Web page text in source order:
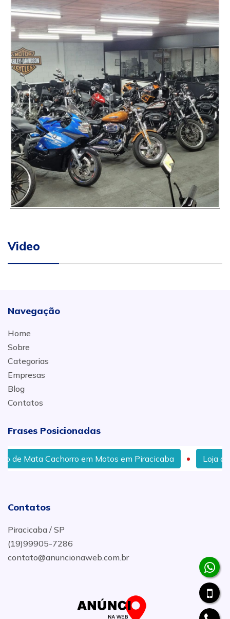
Video
Navegação
Home
Sobre
Categorias
Empresas
Blog
Contatos
Frases Posicionadas
em Motos em Piracicaba Loja de Acessórios
Contatos
Piracicaba / SP
(19)99905-7286
contato@anuncionaweb.com.br